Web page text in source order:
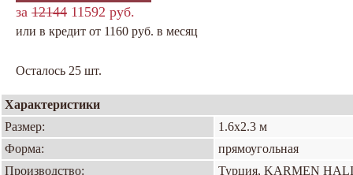
за 12144 11592 руб.
или в кредит от 1160 руб. в месяц
Осталось 25 шт.
Характеристики
Размер:
1.6х2.3 м
Форма:
прямоугольная
Производство:
Турция, KARMEN HALI